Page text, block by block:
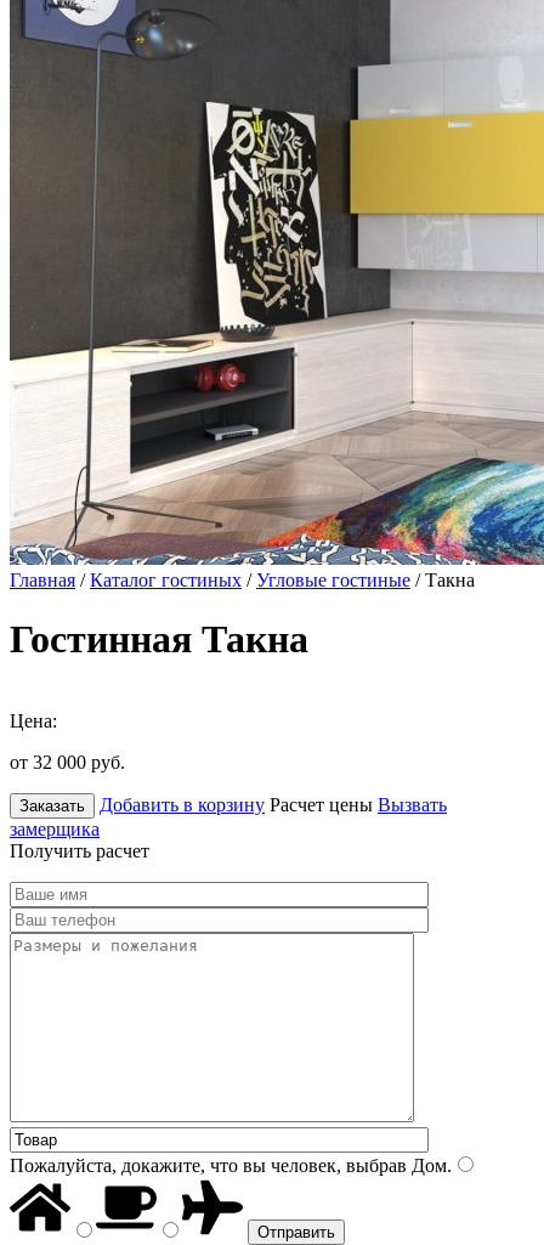
Главная /Каталог гостиных /Угловые гостиные / Такна
Гостинная Такна
Цена:
от 32 000 руб.
Заказать Добавить в корзину Расчет цены Вызвать
замерщика
Получить расчет
Пожалуйста, докажите, что вы человек, выбрав Дом.